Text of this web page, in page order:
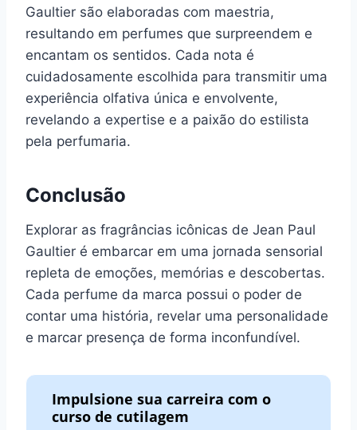
Gaultier são elaboradas com maestria,
resultando em perfumes que surpreendem e
encantam os sentidos. Cada nota é
cuidadosamente escolhida para transmitir uma
experiência olfativa única e envolvente,
revelando a expertise e a paixão do estilista
pela perfumaria.
Conclusão
Explorar as fragrâncias icônicas de Jean Paul
Gaultier é embarcar em uma jornada sensorial
repleta de emoções, memórias e descobertas.
Cada perfume da marca possui o poder de
contar uma história, revelar uma personalidade
e marcar presença de forma inconfundível.
Impulsione sua carreira com o
curso de cutilagem